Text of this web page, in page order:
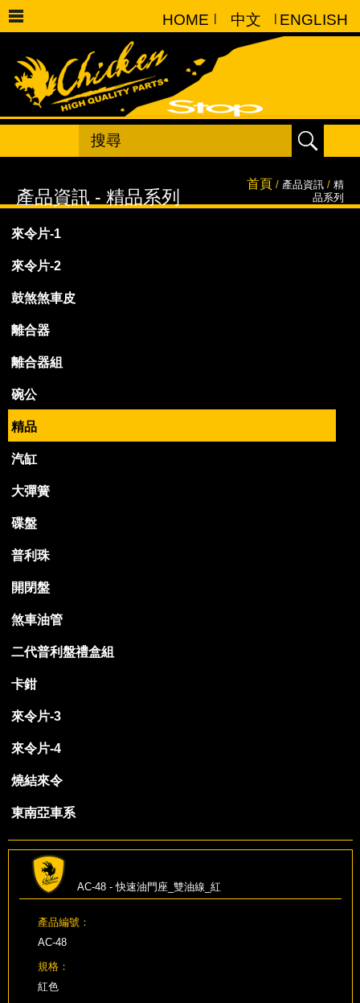
HOME | 中文 | ENGLISH
首頁 / 產品資訊 / 精
品系列
來令片-1
來令片-2
鼓煞煞車皮
離合器
離合器組
碗公
精品
汽缸
大彈簧
碟盤
普利珠
開閉盤
煞車油管
二代普利盤禮盒組
卡鉗
來令片-3
來令片-4
燒結來令
東南亞車系
AC-48 - 快速油門座_雙油線_紅
產品編號：
AC-48
規格：
紅色